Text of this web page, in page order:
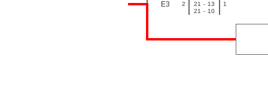
E3 2
21 - 13
21 - 10
1